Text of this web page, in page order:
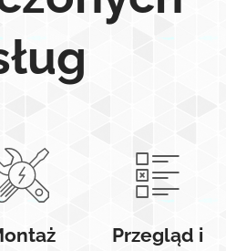
Przegląd i